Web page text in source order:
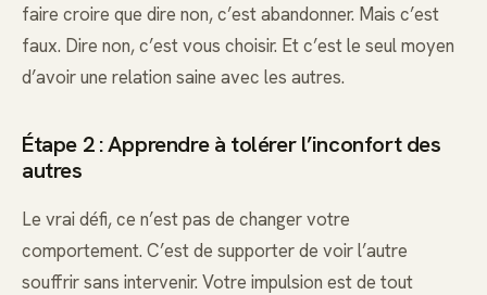
faire croire que dire non, c’est abandonner. Mais c’est
faux. Dire non, c’est vous choisir. Et c’est le seul moyen
d’avoir une relation saine avec les autres.
Étape 2 : Apprendre à tolérer l’inconfort des
autres
Le vrai défi, ce n’est pas de changer votre
comportement. C’est de supporter de voir l’autre
souffrir sans intervenir. Votre impulsion est de tout